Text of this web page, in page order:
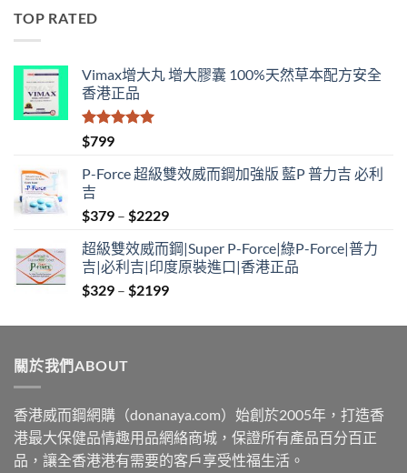
TOP RATED
Vimax增大丸 增大膠囊 100%天然草本配方安全
香港正品
評分
滿分 5
$799
P-Force 超級雙效威而鋼加強版 藍P 普力吉 必利
吉
$379 – $2229Price
$379
through
$2229
超級雙效威而鋼|Super P-Force|綠P-Force|普力
吉|必利吉|印度原裝進口|香港正品
$329 – $2199Price
$329
關於我們ABOUT
香港威而鋼網購（donanaya.com）始創於2005年，打造香
港最大保健品情趣用品網絡商城，保證所有產品百分百正
品，讓全香港港有需要的客戶享受性福生活。